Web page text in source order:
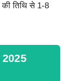
की तिथि से 1-8